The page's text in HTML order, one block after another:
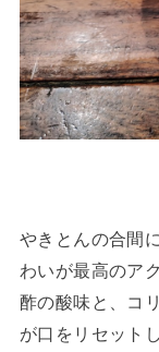
やきとんの合間
わいが最高のア
酢の酸味と、コ
が口をリセット